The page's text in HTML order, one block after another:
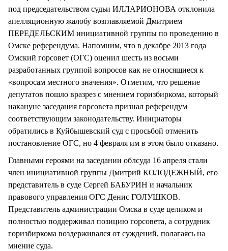
под председательством судьи ИЛЛАРИОНОВА отклонила
апелляционную жалобу возглавляемой Дмитрием
ПЕРЕДЕЛЬСКИМ инициативной группы по проведению в
Омске референдума. Напомним, что в декабре 2013 года
Омский горсовет (ОГС) оценил шесть из восьми
разработанных группой вопросов как не относящиеся к
«вопросам местного значения». Отметим, что решение
депутатов пошло вразрез с мнением горизбиркома, который
накануне заседания горсовета признал референдум
соответствующим законодательству. Инициаторы
обратились в Куйбышевский суд с просьбой отменить
постановление ОГС, но 4 февраля им в этом было отказано.
Главными героями на заседании облсуда 16 апреля стали
член инициативной группы Дмитрий КОЛОДЕЖНЫЙ, его
представитель в суде Сергей БАБУРИН и начальник
правового управления ОГС Денис ГОЛУШКОВ.
Представитель администрации Омска в суде целиком и
полностью поддерживал позицию горсовета, а сотрудник
горизбиркома воздерживался от суждений, полагаясь на
мнение суда.